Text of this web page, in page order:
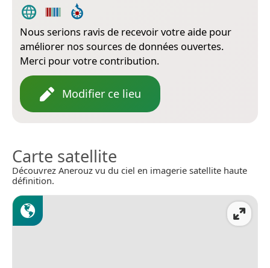
Nous serions ravis de recevoir votre aide pour
améliorer nos sources de données ouvertes.
Merci pour votre contribution.
Modifier ce lieu
Carte satellite
Découvrez Anerouz vu du ciel en imagerie satellite haute
définition.